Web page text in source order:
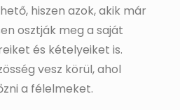
hiszen azok, akik már
osztják meg a saját
és kételyeiket is.
vesz körül, ahol
a félelmeket.